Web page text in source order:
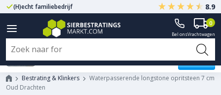
(H)echt familiebedrijf Gegarandeerd A-kwaliteit
8.9
Bel onsVrachtwagen
0
Bestrating & Klinkers
Waterpasserende longstone opritsteen 7 cm
Oud Drachten
Waterpasserende longstone
opritsteen 7 cm Oud Drachten